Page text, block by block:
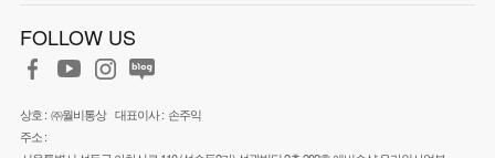
FOLLOW US
상호 : ㈜월비통상 대표이사 : 손주익
주소 :